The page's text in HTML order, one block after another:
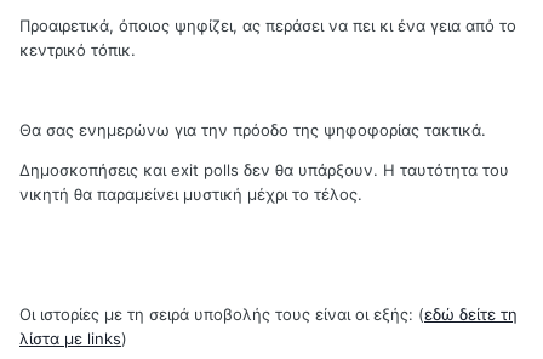
Προαιρετικά, όποιος ψηφίζει, ας περάσει να πει κι ένα γεια από το
κεντρικό τόπικ.
Θα σας ενημερώνω για την πρόοδο της ψηφοφορίας τακτικά.
Δημοσκοπήσεις και exit polls δεν θα υπάρξουν. Η ταυτότητα του
νικητή θα παραμείνει μυστική μέχρι το τέλος.
Οι ιστορίες με τη σειρά υποβολής τους είναι οι εξής: (εδώ δείτε τη
λίστα με links)